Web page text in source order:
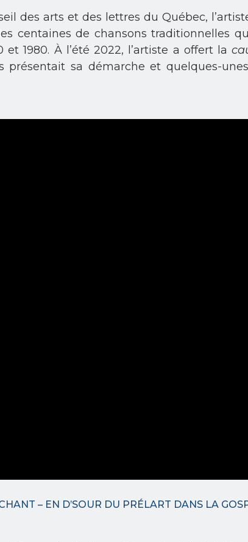
des arts et des lettres du Québec,
centaines de chansons traditionnelles
et 1980. À l’été 2022, l’artiste a offert la
présentait sa démarche et quelques-
– EN D’SOUR DU PRÉLART DANS LA